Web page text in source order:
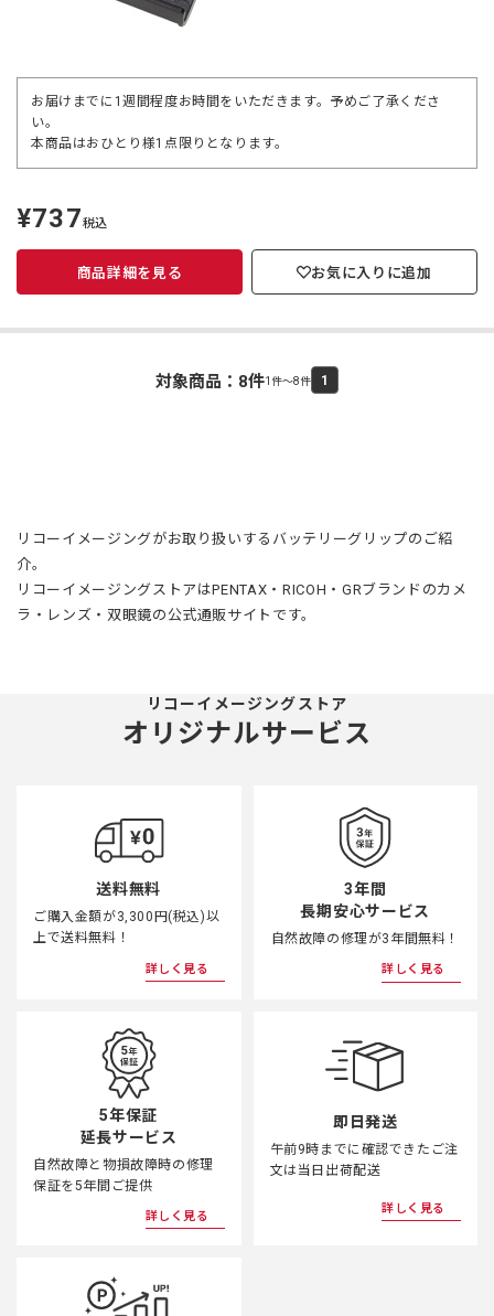
お届けまでに1週間程度お時間をいただきます。予めご了承くださ
い。
本商品はおひとり様1点限りとなります。
定
価
¥737税込
商品詳細を見る お気に入りに追加
対象商品： 8件1件～8件 1
リコーイメージングがお取り扱いするバッテリーグリップのご紹
介。
リコーイメージングストアはPENTAX・RICOH・GRブランドのカメ
ラ・レンズ・双眼鏡の公式通販サイトです。
リコーイメージングストア
オリジナルサービス
送料無料
ご購入金額が3,300円(税込)以
上で送料無料！
詳しく見る
3年間
長期安心サービス
自然故障の修理が3年間無料！
詳しく見る
5年保証
延長サービス
自然故障と物損故障時の修理
保証を5年間ご提供
詳しく見る
即日発送
午前9時までに確認できたご注
文は当日出荷配送
詳しく見る